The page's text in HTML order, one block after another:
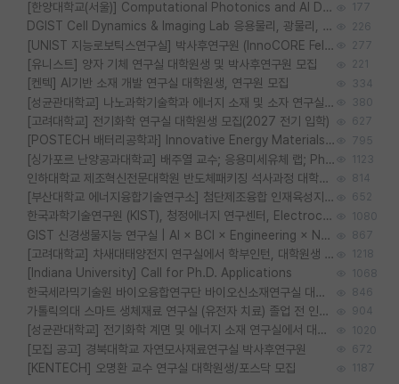
[한양대학교(서울)] Computational Photonics and AI Design Lab 대학원생 모집 177
DGIST Cell Dynamics & Imaging Lab 응용물리, 광물리, 양자, 생물물리 대학원생 모집 [삼성과제, 전문연TO] 226
[UNIST 지능로보틱스연구실] 박사후연구원 (InnoCORE Fellow) 모집 공고 277
[유니스트] 양자 기체 연구실 대학원생 및 박사후연구원 모집 221
[켄텍] AI기반 소재 개발 연구실 대학원생, 연구원 모집 334
[성균관대학교] 나노과학기술학과 에너지 소재 및 소자 연구실 대학원생 모집 380
[고려대학교] 전기화학 연구실 대학원생 모집(2027 전기 입학) 627
[POSTECH 배터리공학과] Innovative Energy Materials Lab 대학원생 모집 (특성화대학원) 795
[싱가포르 난양공과대학교] 배주열 교수; 응용미세유체 랩; PhD/Postdoc/Visiting 모집 1123
인하대학교 제조혁신전문대학원 반도체패키징 석사과정 대학원생 모집 814
[부산대학교 에너지융합기술연구소] 첨단제조융합 인재육성지원 박사후연구원 채용 (이진홍 교수님 연구실) 652
한국과학기술연구원 (KIST), 청정에너지 연구센터, Electrochemical Materials and Devices (Emd) Lab에서 학생을 모집합니다. (연,고대) 1080
GIST 신경생물지능 연구실 | AI × BCI × Engineering × Neuroscience 이노코어 Post-doc 모집 867
[고려대학교] 차새대태양전지 연구실에서 학부인턴, 대학원생 및 Post.Doc.을 모집합니다. 1218
[Indiana University] Call for Ph.D. Applications 1068
한국세라믹기술원 바이오융합연구단 바이오신소재연구실 대학원생/학부인턴 모집 846
가톨릭의대 스마트 생체재료 연구실 (유전자 치료) 졸업 전 인턴 및 대학원생 모집 904
[성균관대학교] 전기화학 계면 및 에너지 소재 연구실에서 대학원생을 모집합니다. 1020
[모집 공고] 경북대학교 자연모사재료연구실 박사후연구원 672
[KENTECH] 오명환 교수 연구실 대학원생/포스닥 모집 1187